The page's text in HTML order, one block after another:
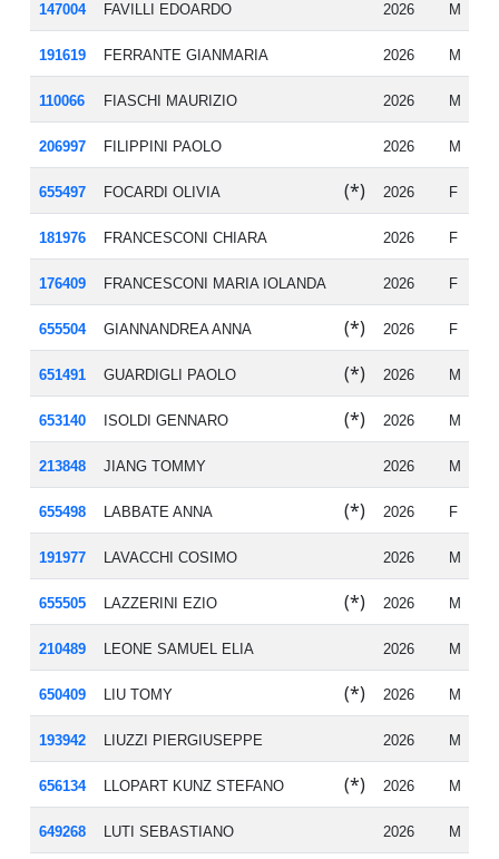
147004 FAVILLI EDOARDO 2026 M
191619 FERRANTE GIANMARIA 2026 M
110066 FIASCHI MAURIZIO 2026 M
206997 FILIPPINI PAOLO 2026 M
655497 FOCARDI OLIVIA (*) 2026 F
181976 FRANCESCONI CHIARA 2026 F
176409 FRANCESCONI MARIA IOLANDA 2026 F
655504 GIANNANDREA ANNA (*) 2026 F
651491 GUARDIGLI PAOLO (*) 2026 M
653140 ISOLDI GENNARO (*) 2026 M
213848 JIANG TOMMY 2026 M
655498 LABBATE ANNA (*) 2026 F
191977 LAVACCHI COSIMO 2026 M
655505 LAZZERINI EZIO (*) 2026 M
210489 LEONE SAMUEL ELIA 2026 M
650409 LIU TOMY (*) 2026 M
193942 LIUZZI PIERGIUSEPPE 2026 M
656134 LLOPART KUNZ STEFANO (*) 2026 M
649268 LUTI SEBASTIANO 2026 M